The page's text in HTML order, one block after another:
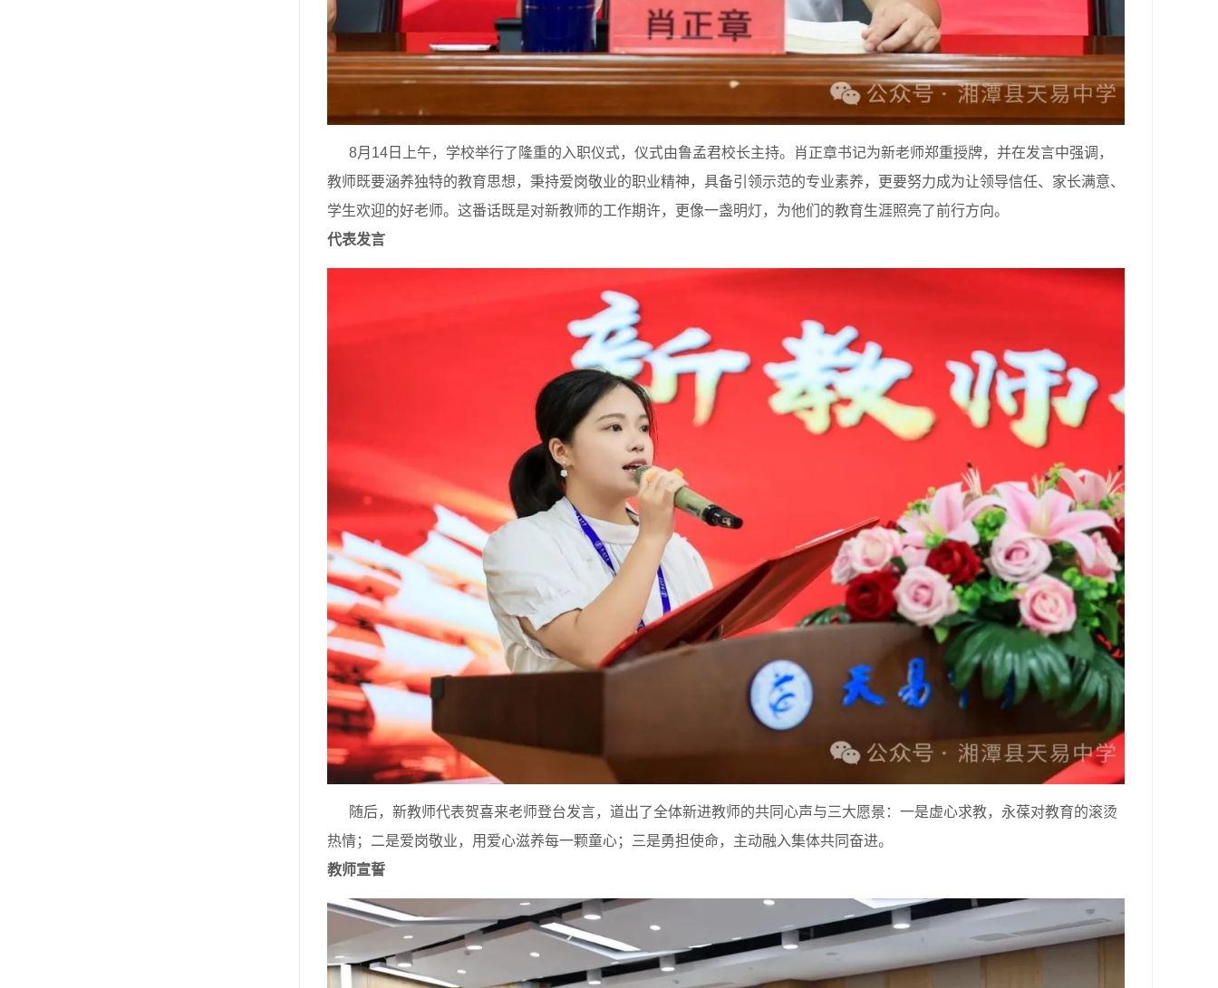
8月14日上午，学校举行了隆重的入职仪式，仪式由鲁孟君校长主持。肖正章书记为新老师郑重授牌，并在发言中强调，
教师既要涵养独特的教育思想，秉持爱岗敬业的职业精神，具备引领示范的专业素养，更要努力成为让领导信任、家长满意、
学生欢迎的好老师。这番话既是对新教师的工作期许，更像一盏明灯，为他们的教育生涯照亮了前行方向。
代表发言
随后，新教师代表贺喜来老师登台发言，道出了全体新进教师的共同心声与三大愿景：一是虚心求教，永葆对教育的滚烫
热情；二是爱岗敬业，用爱心滋养每一颗童心；三是勇担使命，主动融入集体共同奋进。
教师宣誓